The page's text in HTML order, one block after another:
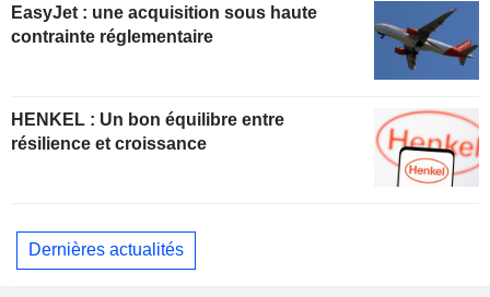
EasyJet : une acquisition sous haute
contrainte réglementaire
HENKEL : Un bon équilibre entre
résilience et croissance
Dernières actualités